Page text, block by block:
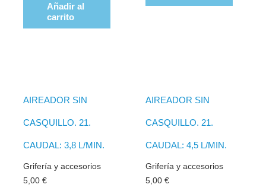
Añadir al
carrito
AIREADOR SIN
CASQUILLO. 21.
CAUDAL: 3,8 L/MIN.
Grifería y accesorios
5,00€
AIREADOR SIN
CASQUILLO. 21.
CAUDAL: 4,5 L/MIN.
Grifería y accesorios
5,00 €